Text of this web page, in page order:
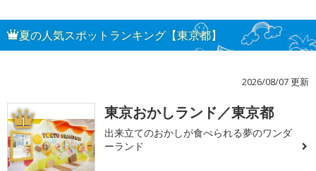
夏の人気スポットランキング【東京都】
2026/08/07 更新
1 東京おかしランド／東京都
出来立てのおかしが食べられる夢のワンダ
ーランド